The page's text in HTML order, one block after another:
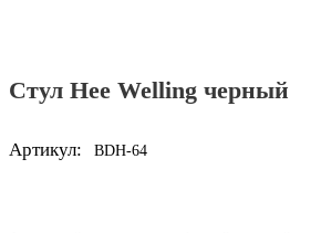
Стул Hee Welling черный
Артикул: BDH-64